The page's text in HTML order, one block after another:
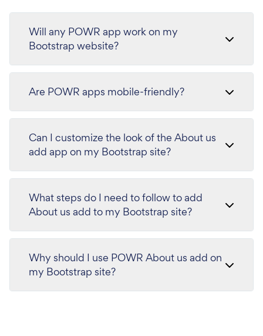
Will any POWR app work on my
Bootstrap website?
Are POWR apps mobile-friendly?
Can I customize the look of the About us
add app on my Bootstrap site?
What steps do I need to follow to add
About us add to my Bootstrap site?
Why should I use POWR About us add on
my Bootstrap site?